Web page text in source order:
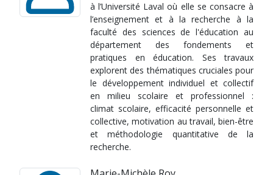
à l’Université Laval où elle se consacre à
l’enseignement et à la recherche à la
faculté des sciences de l'éducation au
département des fondements et
pratiques en éducation. Ses travaux
explorent des thématiques cruciales pour
le développement individuel et collectif
en milieu scolaire et professionnel :
climat scolaire, efficacité personnelle et
collective, motivation au travail, bien-être
et méthodologie quantitative de la
recherche.